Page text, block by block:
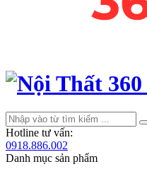
Hotline tư vấn:
0918.886.002
Danh mục sản phẩm